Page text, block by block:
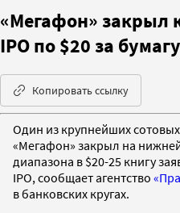
«Мегафон» закрыл
IPO по $20 за бумагу
Копировать ссылку
Один из крупнейших
«Мегафон» закрыл на
диапазона в $20-25 книгу
IPO, сообщает агентство
в банковских кругах.